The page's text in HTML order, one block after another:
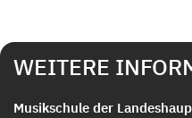
WEITERE
Musikschule der